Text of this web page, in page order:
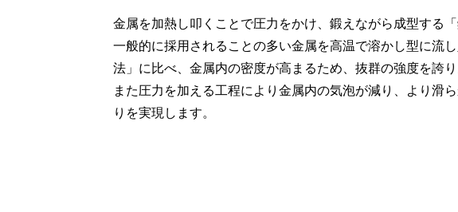
金属を加熱し叩くことで圧力をかけ、鍛えながら成型する「
一般的に採用されることの多い金属を高温で溶かし型に流
法」に比べ、金属内の密度が高まるため、抜群の強度を誇り
また圧力を加える工程により金属内の気泡が減り、より滑
りを実現します。